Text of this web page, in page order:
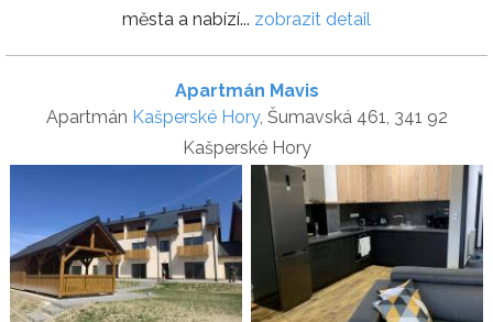
města a nabízí... zobrazit detail
Apartmán Mavis
Apartmán Kašperské Hory, Šumavská 461, 341 92
Kašperské Hory